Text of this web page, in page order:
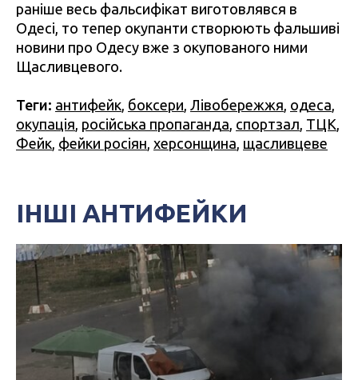
раніше весь фальсифікат виготовлявся в
Одесі, то тепер окупанти створюють фальшиві
новини про Одесу вже з окупованого ними
Щасливцевого.
Теги: антифейк, боксери, Лівобережжя, одеса,
окупація, російська пропаганда, спортзал, ТЦК,
Фейк, фейки росіян, херсонщина, щасливцеве
ІНШІ АНТИФЕЙКИ